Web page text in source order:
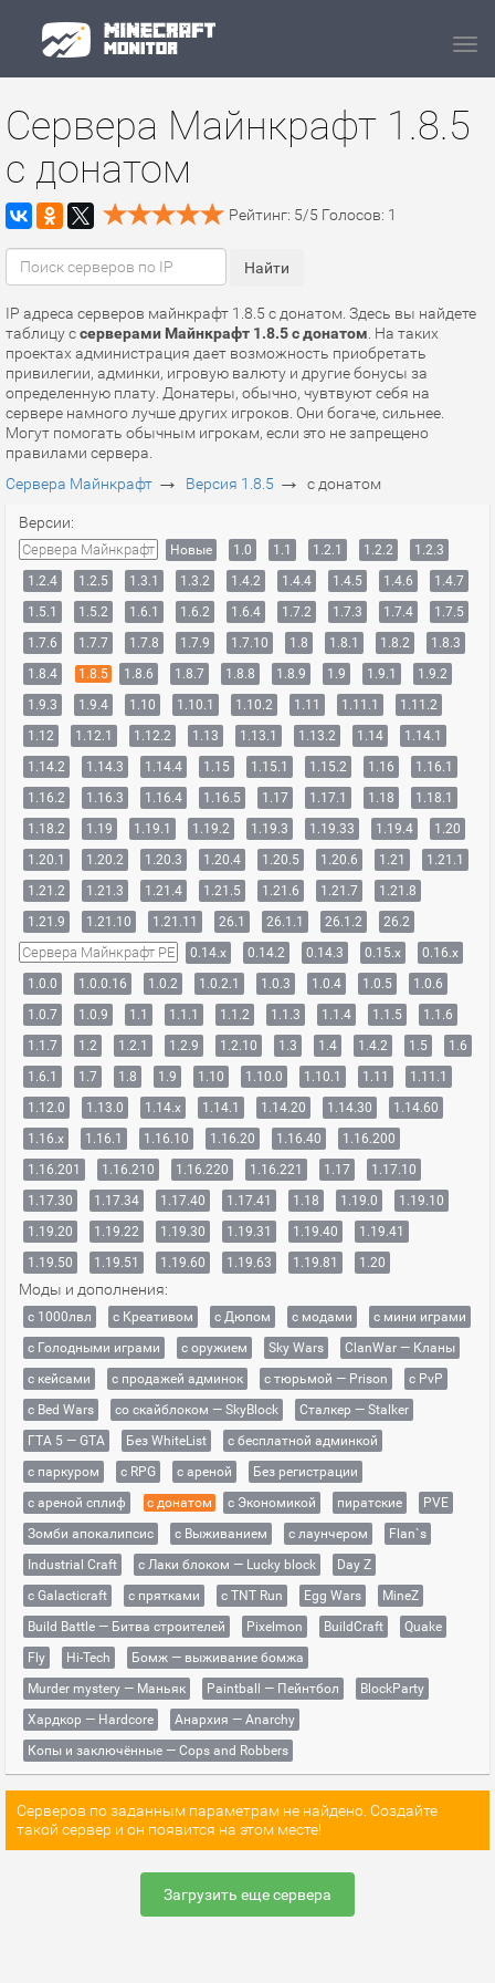
Сервера Майнкрафт 1.8.5
с донатом
Рейтинг: 5/5 Голосов: 1
IP адреса серверов майнкрафт 1.8.5 с донатом. Здесь вы найдете
таблицу ссерверами Майнкрафт 1.8.5 с донатом . На таких
проектах администрация дает возможность приобретать
привилегии, админки, игровую валюту и другие бонусы за
определенную плату. Донатеры, обычно, чувтвуют себя на
сервере намного лучше других игроков. Они богаче, сильнее.
Могут помогать обычным игрокам, если это не запрещено
правилами сервера.
Сервера Майнкрафт → Версия 1.8.5 → с донатом
Версии:
Сервера Майнкрафт Новые 1.0 1.1 1.2.1 1.2.2
1.2.3
1.2.4
1.2.5 1.3.1 1.3.2 1.4.2 1.4.4 1.4.5 1.4.6
1.4.7
1.5.1
1.5.2 1.6.1 1.6.2 1.6.4 1.7.2 1.7.3 1.7.4
1.7.5
1.7.6
1.7.7 1.7.8 1.7.9 1.7.10 1.8 1.8.1 1.8.2
1.8.3
1.8.4
1.8.5 1.8.6 1.8.7 1.8.8 1.8.9 1.9 1.9.1
1.9.2
1.9.3
1.9.4 1.10 1.10.1 1.10.2 1.11 1.11.1
1.11.2
1.12
1.12.1 1.12.2 1.13 1.13.1 1.13.2 1.14
1.14.1
1.14.2
1.14.3 1.14.4 1.15 1.15.1 1.15.2 1.16
1.16.1
1.16.2
1.16.3 1.16.4 1.16.5 1.17 1.17.1 1.18
1.18.1
1.18.2
1.19 1.19.1 1.19.2 1.19.3 1.19.33 1.19.4
1.20
1.20.1
1.20.2 1.20.3 1.20.4 1.20.5 1.20.6 1.21
1.21.1
1.21.2
1.21.3 1.21.4 1.21.5 1.21.6 1.21.7
1.21.8
1.21.9
1.21.10 1.21.11 26.1 26.1.1 26.1.2 26.2
Сервера Майнкрафт PE 0.14.x 0.14.2 0.14.3 0.15.x
0.16.x
1.0.0
1.0.0.16 1.0.2 1.0.2.1 1.0.3 1.0.4 1.0.5
1.0.6
1.0.7
1.0.9 1.1 1.1.1 1.1.2 1.1.3 1.1.4 1.1.5
1.1.6
1.1.7
1.2 1.2.1 1.2.9 1.2.10 1.3 1.4 1.4.2 1.5
1.6
1.6.1
1.7 1.8 1.9 1.10 1.10.0 1.10.1 1.11
1.11.1
1.12.0
1.13.0 1.14.x 1.14.1 1.14.20 1.14.30
1.14.60
1.16.x
1.16.1 1.16.10 1.16.20 1.16.40
1.16.200
1.16.201
1.16.210 1.16.220 1.16.221 1.17
1.17.10
1.17.30
1.17.34 1.17.40 1.17.41 1.18 1.19.0
1.19.10
1.19.20
1.19.22 1.19.30 1.19.31 1.19.40
1.19.41
1.19.50
1.19.51 1.19.60 1.19.63 1.19.81 1.20
Моды и дополнения:
с 1000лвл c Креативом с Дюпом с модами
с мини играми
с Голодными играми
с оружием Sky Wars
ClanWar — Кланы
с кейсами
с продажей админок с тюрьмой — Prison
с PvP
с Bed Wars
со скайблоком — SkyBlock
Сталкер — Stalker
ГТА 5 — GTA
Без WhiteList
с бесплатной админкой
с паркуром
с RPG с ареной
Без регистрации
с ареной сплиф
с донатом с Экономикой пиратские
PVE
Зомби апокалипсис
с Выживанием с лаунчером
Flan`s
Industrial Craft
с Лаки блоком — Lucky block
Day Z
с Galacticraft
с прятками с TNT Run Egg Wars
MineZ
Build Battle — Битва строителей
Pixelmon BuildCraft
Quake
Fly
Hi-Tech
Бомж — выживание бомжа
Murder mystery — Маньяк
Paintball — Пейнтбол
BlockParty
Хардкор — Hardcore
Анархия — Anarchy
Копы и заключённые — Cops and Robbers
Серверов по заданным параметрам не найдено. Создайте
такой сервер и он появится на этом месте!
Загрузить еще сервера